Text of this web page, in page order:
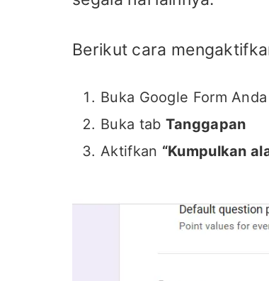
Berikut cara
Buka Google Form
Buka tab Tanggapan
Aktifkan “Kumpulkan